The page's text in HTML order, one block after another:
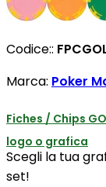
Codice::
Marca: Poker
Fiches / Chips
logo o grafica
Scegli la tua
set!